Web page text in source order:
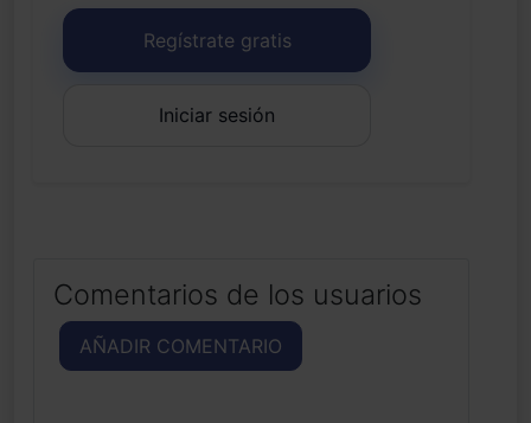
Regístrate gratis
Iniciar sesión
Comentarios de los usuarios
AÑADIR COMENTARIO